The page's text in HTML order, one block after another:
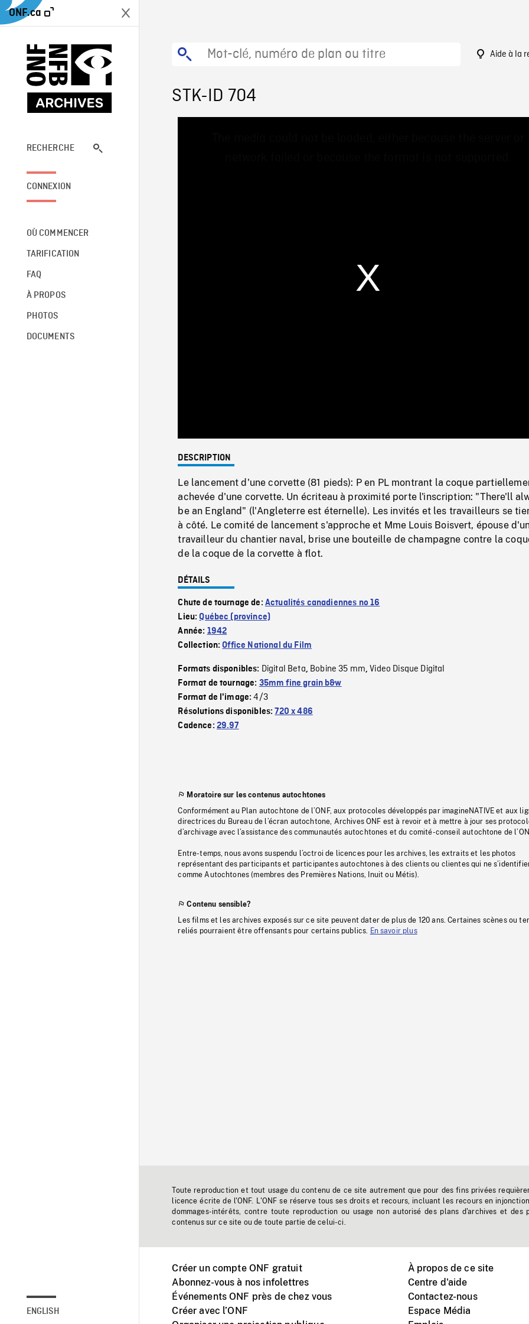
ONF.ca
RECHERCHE
CONNEXION
OÙ COMMENCER
TARIFICATION
FAQ
À PROPOS
PHOTOS
DOCUMENTS
ENGLISH
Aide à la
STK-ID 704
0%
DESCRIPTION
Le lancement d'une corvette (81 pieds): P en PL montrant la coque
achevée d'une corvette. Un écriteau à proximité porte l'inscription: "There'll
be an England" (l'Angleterre est éternelle). Les invités et les travailleurs se
à côté. Le comité de lancement s'approche et Mme Louis Boisvert, épouse
travailleur du chantier naval, brise une bouteille de champagne contre la
de la coque de la corvette à flot.
DÉTAILS
Chute de tournage de: Actualités canadiennes no 16
Lieu:Québec (province)
Année: 1942
Collection:Office National du Film
Formats disponibles: Digital Beta, Bobine 35 mm,Video Disque Digital
Format de tournage: 35mm fine grain b&w
Format de l'image:4/3
Résolutions disponibles:720 x 486
Cadence: 29.97
Moratoire sur les contenus autochtones
Conformément au Plan autochtone de l’ONF, aux protocoles développés par imagineNATIVE et aux
directrices du Bureau de l’écran autochtone, Archives ONF est à revoir et à mettre à jour ses
d’archivage avec l’assistance des communautés autochtones et du comité-conseil autochtone de
Entre-temps, nous avons suspendu l’octroi de licences pour les archives, les extraits et les photos
représentant des participants et participantes autochtones à des clients ou clientes qui ne
comme Autochtones (membres des Premières Nations, Inuit ou Métis).
Contenu sensible?
Les films et les archives exposés sur ce site peuvent dater de plus de 120 ans. Certaines scènes ou
reliés pourraient être offensants pour certains publics.
En savoir plus
Toute reproduction et tout usage du contenu de ce site autrement que pour des fins privées
licence écrite de l'ONF. L'ONF se réserve tous ses droits et recours, incluant les recours en
dommages-intérêts, contre toute reproduction ou usage non autorisé des plans d'archives et des
contenus sur ce site ou de toute partie de celui-ci.
Créer un compte ONF gratuit
Abonnez-vous à nos infolettres
Événements ONF près de chez vous
Créer avec l’ONF
À propos de ce site
Centre d'aide
Contactez-nous
Espace Média